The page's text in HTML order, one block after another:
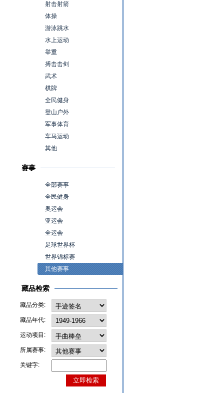
射击射箭
体操
游泳跳水
水上运动
举重
搏击击剑
武术
棋牌
全民健身
登山户外
军事体育
车马运动
其他
赛事
全部赛事
全民健身
奥运会
亚运会
全运会
足球世界杯
世界锦标赛
其他赛事
藏品检索
藏品分类:
藏品年代:
运动项目:
所属赛事:
关键字: